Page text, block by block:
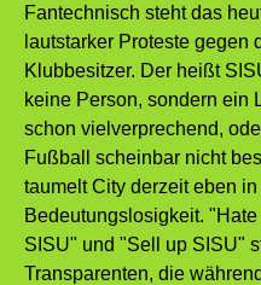
Fantechnisch steht das
lautstarker Proteste gegen
Klubbesitzer. Der heißt
keine Person, sondern ein
schon vielverprechend,
Fußball scheinbar nicht
taumelt City derzeit eben
Bedeutungslosigkeit.
SISU" und "Sell up SISU"
Transparenten, die